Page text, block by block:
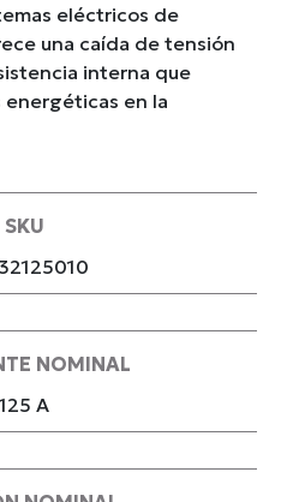
eléctricos de
una caída de tensión
interna que
energéticas en la
SKU
NOMINAL
125 A